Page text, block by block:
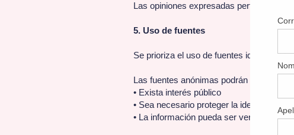
Las opiniones expresadas pertenecen a
5. Uso de fuentes
Se prioriza el uso de fuentes
Las fuentes anónimas podrán utilizarse
• Exista interés público
• Sea necesario proteger la identidad de la
• La información pueda ser verificada